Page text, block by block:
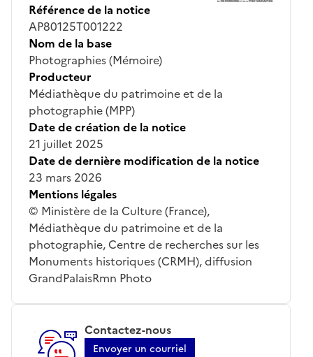
Référence de la notice
AP80125T001222
Nom de la base
Photographies (Mémoire)
Producteur
Médiathèque du patrimoine et de la
photographie (MPP)
Date de création de la notice
21 juillet 2025
Date de dernière modification de la notice
23 mars 2026
Mentions légales
© Ministère de la Culture (France),
Médiathèque du patrimoine et de la
photographie, Centre de recherches sur les
Monuments historiques (CRMH), diffusion
GrandPalaisRmn Photo
Contactez-nous
Envoyer un courriel